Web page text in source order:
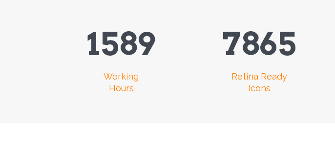
1589
Working
Hours
7865
Retina Ready
Icons